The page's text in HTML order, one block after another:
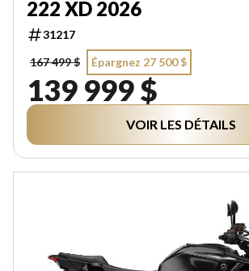
222 XD 2026
31217
167 499 $
Épargnez 27 500 $
139 999 $
VOIR LES DÉTAILS